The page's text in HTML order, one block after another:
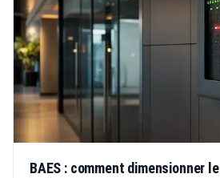
BAES : comment dimensionner